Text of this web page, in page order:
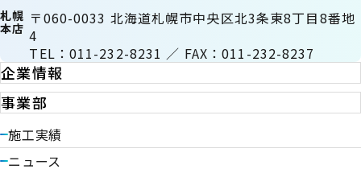
札幌
本店
〒060-0033 北海道札幌市中央区北3条東8丁目8番地
4
TEL：011-232-8231 ／ FAX：011-232-8237
企業情報
事業部
施工実績
ニュース